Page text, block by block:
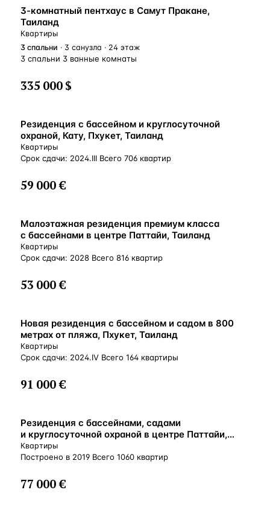
3-комнатный пентхаус в Самут Пракане,
Таиланд
Квартиры
3 спальни · 3 санузла · 24 этаж
3 спальни 3 ванные комнаты
335 000 $
Резиденция с бассейном и круглосуточной
охраной, Кату, Пхукет, Таиланд
Квартиры
Срок сдачи: 2024.III Всего 706 квартир
59 000 €
Малоэтажная резиденция премиум класса
с бассейнами в центре Паттайи, Таиланд
Квартиры
Срок сдачи: 2028 Всего 816 квартир
53 000 €
Новая резиденция с бассейном и садом в 800
метрах от пляжа, Пхукет, Таиланд
Квартиры
Срок сдачи: 2024.IV Всего 164 квартиры
91 000 €
Резиденция с бассейнами, садами
и круглосуточной охраной в центре Паттайи,
Таиланд
Квартиры
Построено в 2019 Всего 1060 квартир
77 000 €